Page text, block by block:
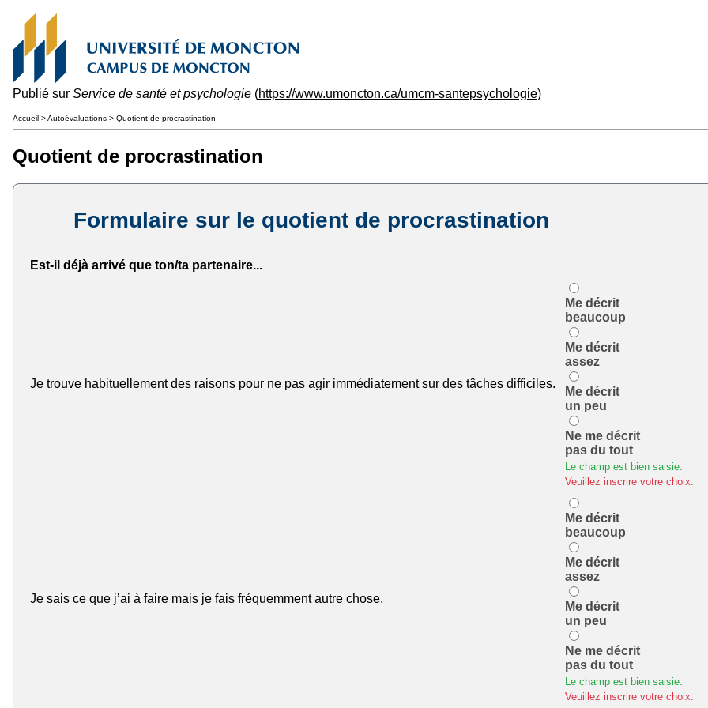
Publié sur Service de santé et psychologie (https://www.umoncton.ca/umcm-santepsychologie)
Accueil >Autoévaluations > Quotient de procrastination
Quotient de procrastination
Formulaire sur le quotient de procrastination
Est-il déjà arrivé que ton/ta partenaire...
Je trouve habituellement des raisons pour ne pas agir immédiatement sur des tâches difficiles.
Me décrit
beaucoup
Me décrit
assez
Me décrit
un peu
Ne me décrit
pas du tout
Le champ est bien saisie.
Veuillez inscrire votre choix.
Je sais ce que j’ai à faire mais je fais fréquemment autre chose.
Me décrit
beaucoup
Me décrit
assez
Me décrit
un peu
Ne me décrit
pas du tout
Le champ est bien saisie.
Veuillez inscrire votre choix.